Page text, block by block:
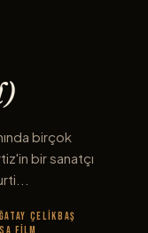
birçok
bir sanatçı
Çelikbaş